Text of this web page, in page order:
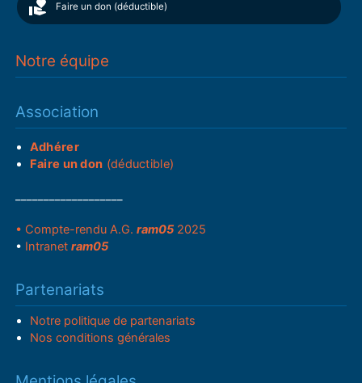
Faire un don (déductible)
Notre équipe
Association
Adhérer
Faire un don (déductible)
• Compte-rendu A.G.ram05 2025
• Intranetram05
Partenariats
Notre politique de partenariats
Nos conditions générales